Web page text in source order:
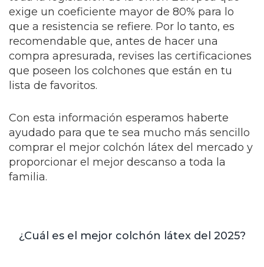
exige un coeficiente mayor de 80% para lo
que a resistencia se refiere. Por lo tanto, es
recomendable que, antes de hacer una
compra apresurada, revises las certificaciones
que poseen los colchones que están en tu
lista de favoritos.
Con esta información esperamos haberte
ayudado para que te sea mucho más sencillo
comprar el mejor colchón látex del mercado y
proporcionar el mejor descanso a toda la
familia.
¿Cuál es el mejor colchón látex del 2025?